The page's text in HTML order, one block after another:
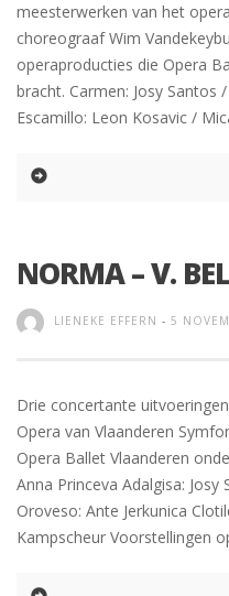
meesterwerken van het
choreograaf Wim
operaproducties die Opera
bracht. Carmen: Josy Santos
Escamillo: Leon Kosavic /
NORMA – V.
LIENEKE EFFERN - 5
Drie concertante
Opera van Vlaanderen
Opera Ballet Vlaanderen
Anna Princeva Adalgisa:
Oroveso: Ante Jerkunica
Kampscheur Voorstellingen